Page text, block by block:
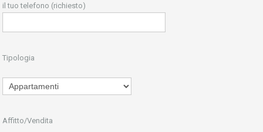
il tuo telefono (richiesto)
Tipologia
Affitto/Vendita